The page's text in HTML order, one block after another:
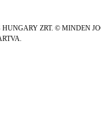
ZRT. © MINDEN